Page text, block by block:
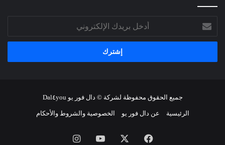
أدخل
بريدك
الإلكتروني
جميع الحقوق محفوظة لشركة © دال فور يو Dal٤you
الرئيسية عن دال فور يو الخصوصية والشروط والأحكام
فيسبوك ‫YouTube